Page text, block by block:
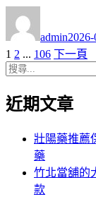
者
admin佈
日
期:
文
章
分
頁
次
1 頁
次
2 ... 頁
次
106 下一頁
搜
關
近期文章
壯陽藥推薦
藥
竹北當舖的
款